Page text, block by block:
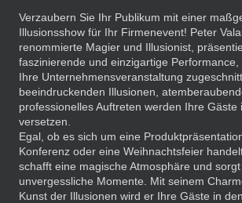
Verzaubern Sie Ihr Publikum mit einer
Illusionsshow für Ihr Firmenevent! Peter
renommierte Magier und Illusionist,
faszinierende und einzigartige
Ihre Unternehmensveranstaltung
beeindruckenden Illusionen,
professionelles Auftreten werden Ihre Gäste
versetzen.
Egal, ob es sich um eine
Konferenz oder eine Weihnachtsfeier
schafft eine magische Atmosphäre und
unvergessliche Momente. Mit seinem
Kunst der Illusionen wird er Ihre Gäste in